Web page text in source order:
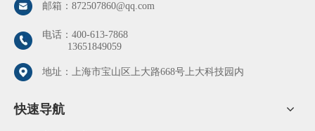
产生的腻子状胶体。一些质量比较好的粘钢胶即使静
邮箱： 872507860@qq.com
电话： 400-613-7868
13651849059
地址：上海市宝山区上大路668号上大科技园内
快速导航